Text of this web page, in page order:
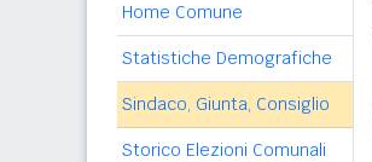
Home Comune
Statistiche Demografiche
Sindaco, Giunta, Consiglio
Storico Elezioni Comunali